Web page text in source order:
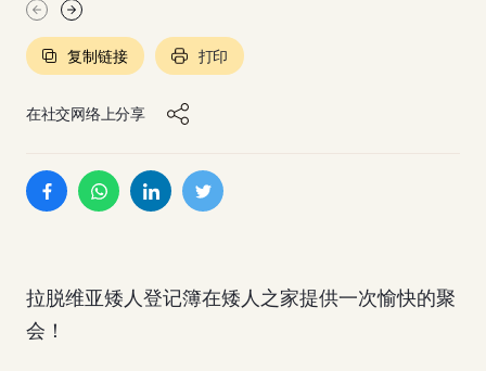
在社交网络上分享
复制链接 打印
拉脱维亚矮人登记簿在矮人之家提供一次愉快的聚
会！